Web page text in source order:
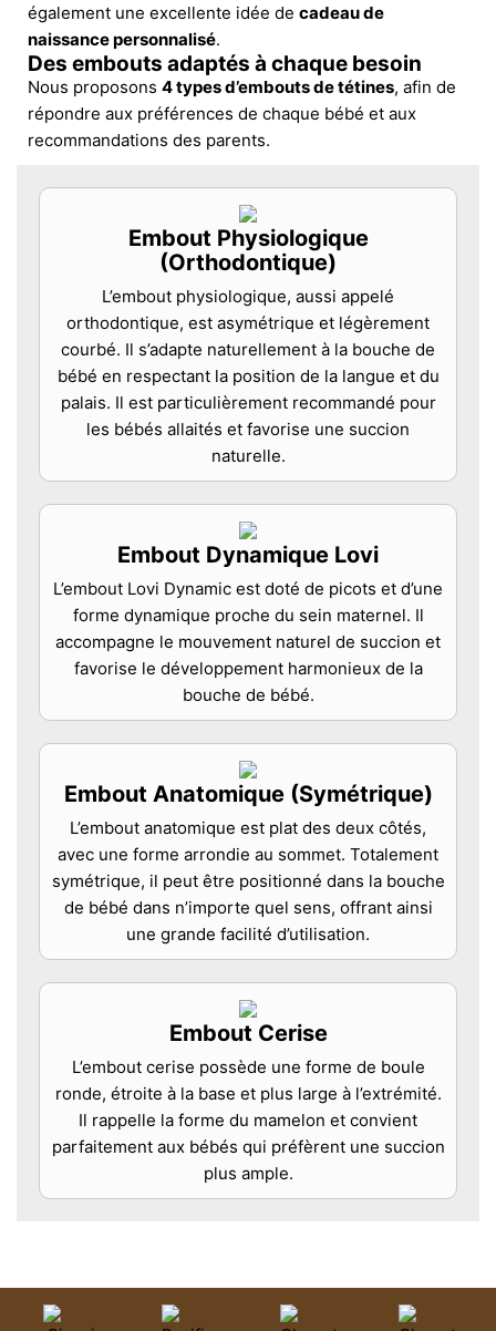
également une excellente idée de cadeau de
naissance personnalisé.
Des embouts adaptés à chaque besoin
Nous proposons 4 types d’embouts de tétines, afin de
répondre aux préférences de chaque bébé et aux
recommandations des parents.
Embout Physiologique
(Orthodontique)
L’embout physiologique, aussi appelé
orthodontique, est asymétrique et légèrement
courbé. Il s’adapte naturellement à la bouche de
bébé en respectant la position de la langue et du
palais. Il est particulièrement recommandé pour
les bébés allaités et favorise une succion
naturelle.
Embout Dynamique Lovi
L’embout Lovi Dynamic est doté de picots et d’une
forme dynamique proche du sein maternel. Il
accompagne le mouvement naturel de succion et
favorise le développement harmonieux de la
bouche de bébé.
Embout Anatomique (Symétrique)
L’embout anatomique est plat des deux côtés,
avec une forme arrondie au sommet. Totalement
symétrique, il peut être positionné dans la bouche
de bébé dans n’importe quel sens, offrant ainsi
une grande facilité d’utilisation.
Embout Cerise
L’embout cerise possède une forme de boule
ronde, étroite à la base et plus large à l’extrémité.
Il rappelle la forme du mamelon et convient
parfaitement aux bébés qui préfèrent une succion
plus ample.